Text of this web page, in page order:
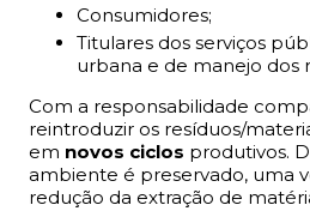
Consumidores;
Titulares dos serviços
urbana e de manejo dos
Com a responsabilidade
reintroduzir os resíduos/
em novos ciclos produtivos.
ambiente é preservado, uma
redução da extração de